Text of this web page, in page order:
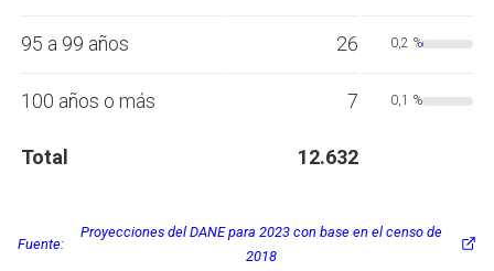
95 a 99 años 26 0,2 %
100 años o más 7 0,1 %
Total 12.632
Fuente:
Proyecciones del DANE para 2023 con base en el censo de
2018